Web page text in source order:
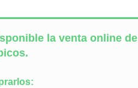
la venta online de